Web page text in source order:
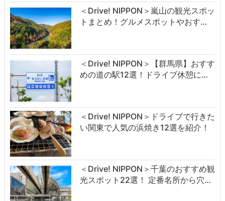
＜Drive! NIPPON＞嵐山の観光スポッ
トまとめ！グルメスポットやおす…
＜Drive! NIPPON＞【群馬県】おすす
めの道の駅12選！ドライブ休憩に…
＜Drive! NIPPON＞ドライブで行きた
い関東で人気の浜焼き12選を紹介！
＜Drive! NIPPON＞千葉のおすすめ観
光スポット22選！ 定番名所から穴…